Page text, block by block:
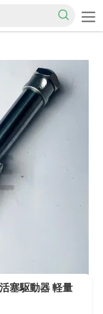
塞駆動器 軽量